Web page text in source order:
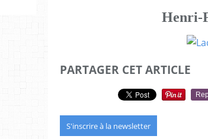
Henri-
PARTAGER CET ARTICLE
S'inscrire à la newsletter